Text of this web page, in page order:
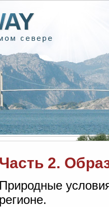
Часть 2.
Природные
регионе.